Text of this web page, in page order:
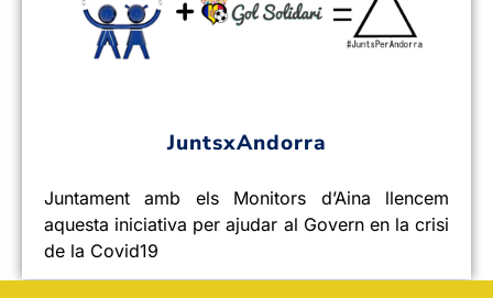
JuntsxAndorra
Juntament amb els Monitors d’Aina llencem
aquesta iniciativa per ajudar al Govern en la crisi
de la Covid19